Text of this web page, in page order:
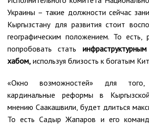
Украины – такие должности сейчас
Кыргызстану для развития стоит
географическим положением. То есть,
попробовать стать
хабом, используя близость к богатым
«Окно возможностей» для
кардинальные реформы в
мнению Саакашвили, будет длиться
То есть Садыр Жапаров и его